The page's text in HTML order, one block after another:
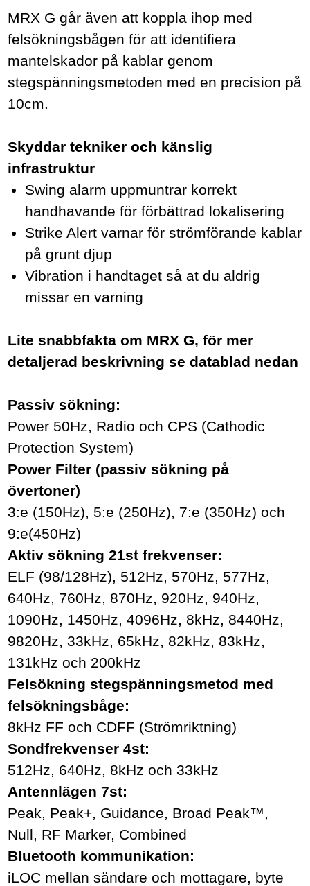
MRX G går även att koppla ihop med
felsökningsbågenför att identifiera
mantelskador på kablar genom
stegspänningsmetoden med en precision på
10cm.
Skyddar tekniker och känslig
infrastruktur
Swing alarm uppmuntrar korrekt
handhavande för förbättrad lokalisering
Strike Alert varnar för strömförande kablar
på grunt djup
Vibration i handtaget så at du aldrig
missar en varning
Lite snabbfakta om MRX G, för mer
detaljerad beskrivning se datablad nedan
Passiv sökning:
Power 50Hz, Radio och CPS (Cathodic
Protection System)
Power Filter (passiv sökning på
övertoner)
3:e (150Hz), 5:e (250Hz), 7:e (350Hz) och
9:e(450Hz)
Aktiv sökning 21st frekvenser:
ELF (98/128Hz), 512Hz, 570Hz, 577Hz,
640Hz, 760Hz, 870Hz, 920Hz, 940Hz,
1090Hz, 1450Hz, 4096Hz, 8kHz, 8440Hz,
9820Hz, 33kHz, 65kHz, 82kHz, 83kHz,
131kHz och 200kHz
Felsökning stegspänningsmetod med
felsökningsbåge:
8kHz FFoch CDFF (Strömriktning)
Sondfrekvenser 4st:
512Hz, 640Hz, 8kHz och 33kHz
Antennlägen 7st:
Peak, Peak+, Guidance, Broad Peak™,
Null, RF Marker, Combined
Bluetooth kommunikation:
iLOC mellan sändare och mottagare, byte